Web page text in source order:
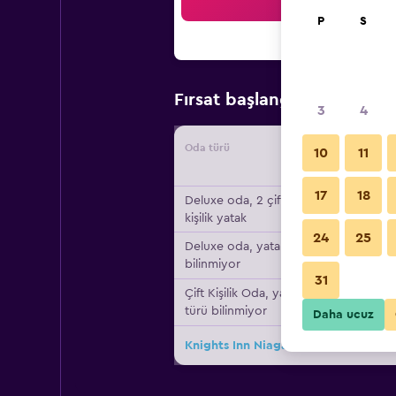
Fırsat başlangıç fiyatı
Oda türü Tedarikçi
Deluxe oda, 2 çift
kişilik yatak
Deluxe oda, yatak türü
bilinmiyor
Çift ​Kişilik Oda, yatak
türü bilinmiyor
Knights Inn Niagara Falls Near Iag
P S
3 4
10 11
17 18
24 25
31
Daha ucuz